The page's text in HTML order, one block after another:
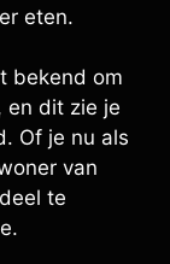
eten.
bekend om
en dit zie je
Of je nu als
van
te